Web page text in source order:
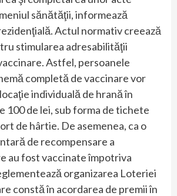
sănătăţii, informează
Actul normativ creează
stimularea adresabilităţii
Astfel, persoanele
completă de vaccinare vor
individuală de hrană în
100 de lei, sub forma de tichete
de hârtie. De asemenea, ca o
de recompensare a
au fost vaccinate împotriva
organizarea Loteriei
constă în acordarea de premii în